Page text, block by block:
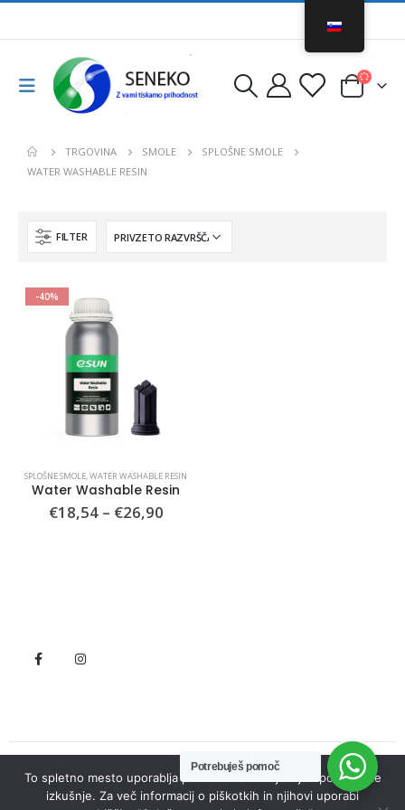
TRGOVINA SMOLE
SPLOŠNE SMOLE
WATER WASHABLE RESIN
FILTER
-40%
SPLOŠNE SMOLE,WATER WASHABLE RESIN
Water Washable Resin
€18,54 – €26,90Cenovni
© Seneko. 2022. All Rights Reserved
Potrebuješ pomoč
To spletno mesto uporablja piškotke za izboljšanje uporabniške
izkušnje. Za več informacij o piškotkih in njihovi uporabi